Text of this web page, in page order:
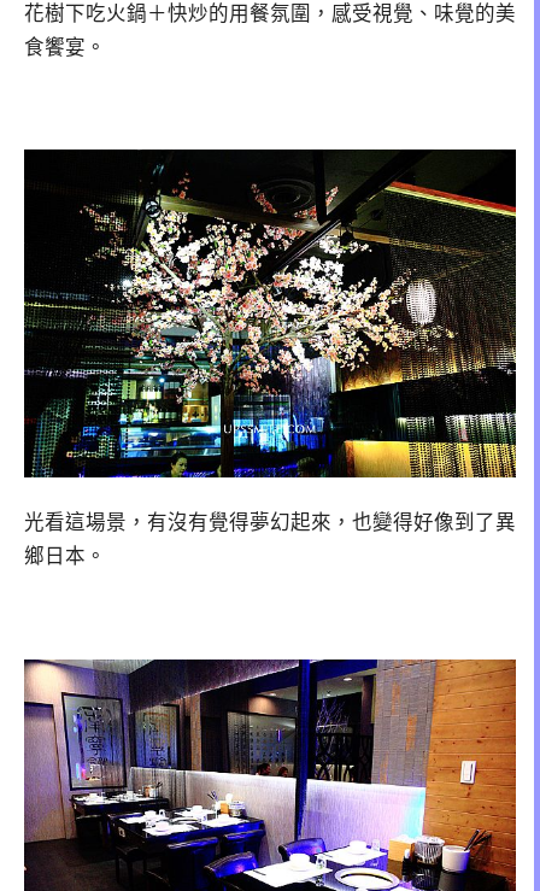
花樹下吃火鍋＋快炒的用餐氛圍，感受視覺、味覺的美
食饗宴。
光看這場景，有沒有覺得夢幻起來，也變得好像到了異
鄉日本。